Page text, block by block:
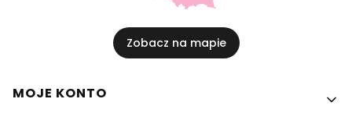
Zobacz na mapie
Linki w stopce
MOJE KONTO